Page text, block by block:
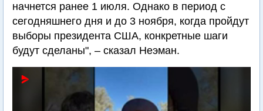
начнется ранее 1 июля. Однако в период с
сегодняшнего дня и до 3 ноября, когда пройдут
выборы президента США, конкретные шаги
будут сделаны", – сказал Неэман.